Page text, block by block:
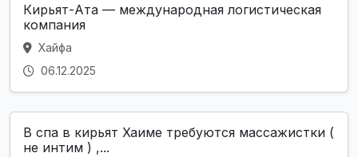
Кирьят-Ата — международная логистическая
компания
Хайфа
06.12.2025
В спа в кирьят Хаиме требуются массажистки (
не интим ) ,...